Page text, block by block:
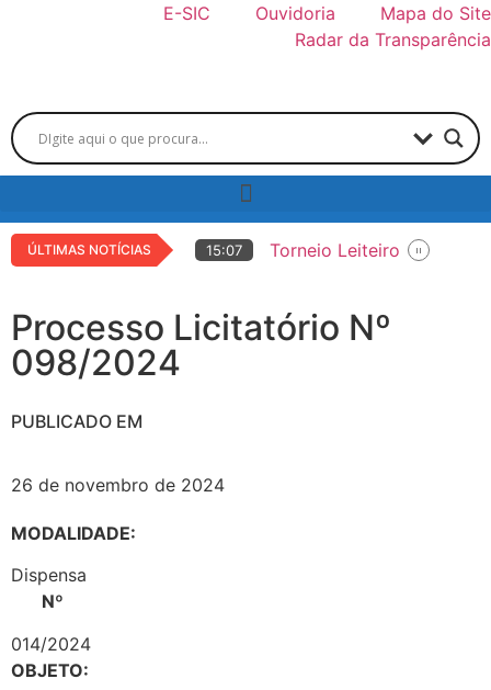
E-SIC Ouvidoria
Mapa do Site
Radar da Transparência
ÚLTIMAS NOTÍCIAS 15:07 Torneio Leiteiro
14:36 36ª EXPO LARANJAL
Processo Licitatório Nº
098/2024
PUBLICADO EM
26 de novembro de 2024
MODALIDADE:
Dispensa
Nº
014/2024
OBJETO: